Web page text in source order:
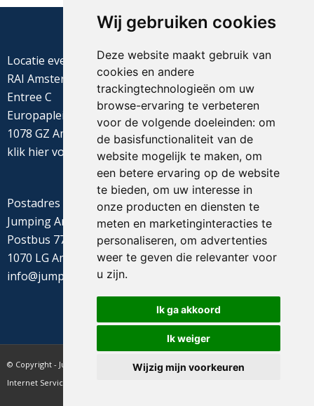
Wij gebruiken cookies
Deze website maakt gebruik van
cookies en andere
trackingtechnologieën om uw
browse-ervaring te verbeteren
voor de volgende doeleinden: om
de basisfunctionaliteit van de
website mogelijk te maken, om
een betere ervaring op de website
te bieden, om uw interesse in
onze producten en diensten te
meten en marketinginteracties te
personaliseren, om advertenties
weer te geven die relevanter voor
u zijn.
Ik ga akkoord
Ik weiger
Wijzig mijn voorkeuren
Locatie evenement
RAI Amsterdam
Entree C
Europaplein 22
1078 GZ Amsterdam
klik hiervoor de routebeschrijving
Postadres
Jumping Amsterdam
Postbus 77655
1070 LG Amsterdam
info@jumpingamsterdam.nl
© Copyright - Jumping Amsterdam - website realisatie CyberNed
Internet Services